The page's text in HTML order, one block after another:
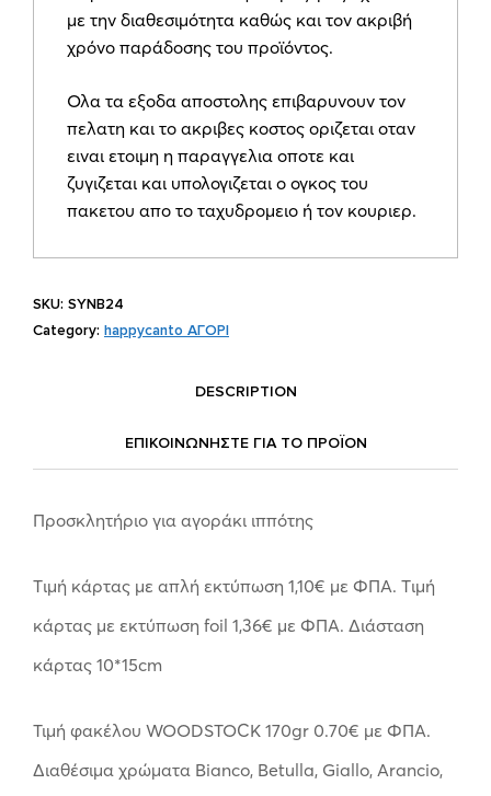
quantity
με την διαθεσιμότητα καθώς και τον ακριβή
χρόνο παράδοσης του προϊόντος.
Ολα τα εξοδα αποστολης επιβαρυνουν τον
πελατη και το ακριβες κοστος οριζεται οταν
ειναι ετοιμη η παραγγελια οποτε και
ζυγιζεται και υπολογιζεται ο ογκος του
πακετου απο το ταχυδρομειο ή τον κουριερ.
SKU: SYNΒ24
Category: happycanto ΑΓΟΡΙ
DESCRIPTION
ΕΠΙΚΟΙΝΩΝΗΣΤΕ ΓΙΑ ΤΟ ΠΡΟΪOΝ
Προσκλητήριο για αγοράκι ιππότης
Tιμή κάρτας με απλή εκτύπωση 1,10€ με ΦΠΑ. Tιμή
κάρτας με εκτύπωση foil 1,36€ με ΦΠΑ. Διάσταση
κάρτας 10*15cm
Τιμή φακέλου WOODSTOCK 170gr 0.70€ με ΦΠΑ.
Διαθέσιμα χρώματα Bianco, Betulla, Giallo, Arancio,